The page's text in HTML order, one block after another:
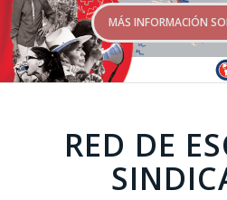
MÁS INFORMACIÓN
RED DE